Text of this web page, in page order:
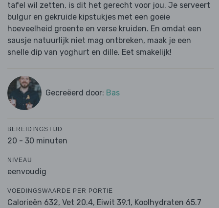
tafel wil zetten, is dit het gerecht voor jou. Je serveert
bulgur en gekruide kipstukjes met een goeie
hoeveelheid groente en verse kruiden. En omdat een
sausje natuurlijk niet mag ontbreken, maak je een
snelle dip van yoghurt en dille. Eet smakelijk!
Gecreëerd door: Bas
BEREIDINGSTIJD
20 - 30 minuten
NIVEAU
eenvoudig
VOEDINGSWAARDE PER PORTIE
Calorieën 632, Vet 20.4, Eiwit 39.1, Koolhydraten 65.7